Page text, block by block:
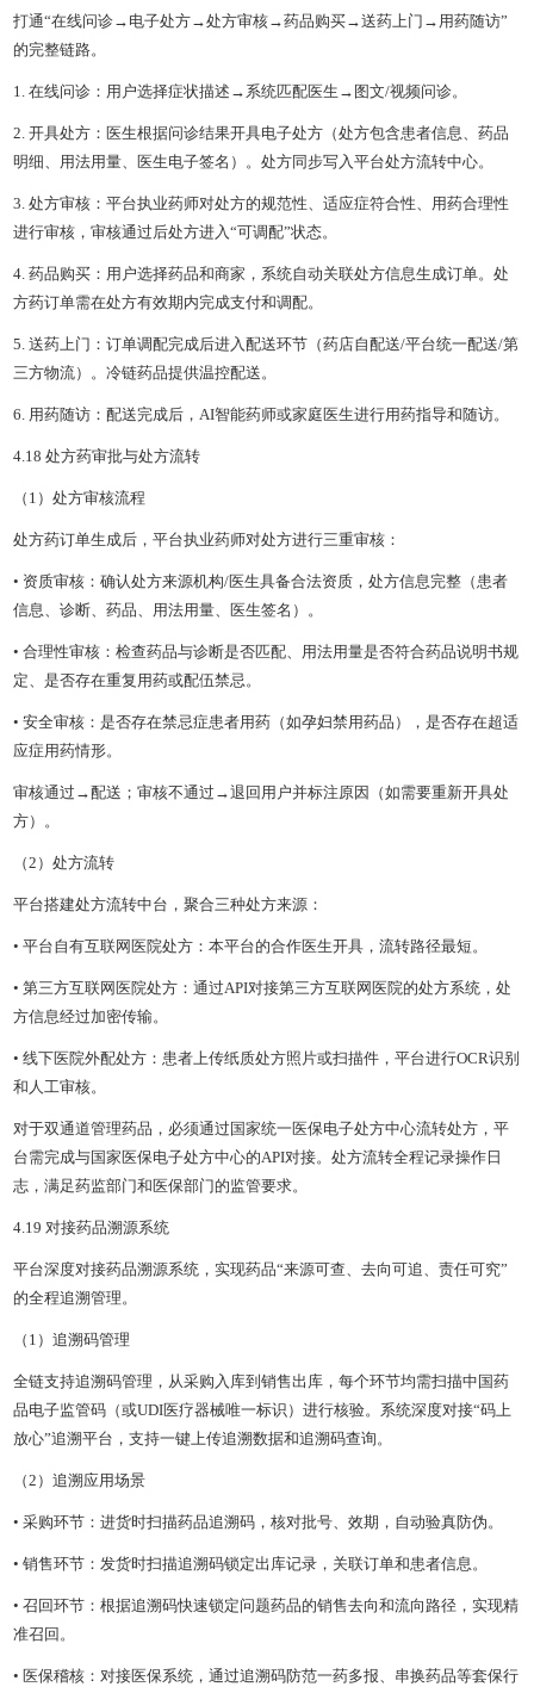
打通“在线问诊→电子处方→处方审核→药品购买→送药上门→用药随访”
的完整链路。
1. 在线问诊：用户选择症状描述→系统匹配医生→图文/视频问诊。
2. 开具处方：医生根据问诊结果开具电子处方（处方包含患者信息、药品
明细、用法用量、医生电子签名）。处方同步写入平台处方流转中心。
3. 处方审核：平台执业药师对处方的规范性、适应症符合性、用药合理性
进行审核，审核通过后处方进入“可调配”状态。
4. 药品购买：用户选择药品和商家，系统自动关联处方信息生成订单。处
方药订单需在处方有效期内完成支付和调配。
5. 送药上门：订单调配完成后进入配送环节（药店自配送/平台统一配送/第
三方物流）。冷链药品提供温控配送。
6. 用药随访：配送完成后，AI智能药师或家庭医生进行用药指导和随访。
4.18 处方药审批与处方流转
（1）处方审核流程
处方药订单生成后，平台执业药师对处方进行三重审核：
• 资质审核：确认处方来源机构/医生具备合法资质，处方信息完整（患者
信息、诊断、药品、用法用量、医生签名）。
• 合理性审核：检查药品与诊断是否匹配、用法用量是否符合药品说明书规
定、是否存在重复用药或配伍禁忌。
• 安全审核：是否存在禁忌症患者用药（如孕妇禁用药品），是否存在超适
应症用药情形。
审核通过→配送；审核不通过→退回用户并标注原因（如需要重新开具处
方）。
（2）处方流转
平台搭建处方流转中台，聚合三种处方来源：
• 平台自有互联网医院处方：本平台的合作医生开具，流转路径最短。
• 第三方互联网医院处方：通过API对接第三方互联网医院的处方系统，处
方信息经过加密传输。
• 线下医院外配处方：患者上传纸质处方照片或扫描件，平台进行OCR识别
和人工审核。
对于双通道管理药品，必须通过国家统一医保电子处方中心流转处方，平
台需完成与国家医保电子处方中心的API对接。处方流转全程记录操作日
志，满足药监部门和医保部门的监管要求。
4.19 对接药品溯源系统
平台深度对接药品溯源系统，实现药品“来源可查、去向可追、责任可究”
的全程追溯管理。
（1）追溯码管理
全链支持追溯码管理，从采购入库到销售出库，每个环节均需扫描中国药
品电子监管码（或UDI医疗器械唯一标识）进行核验。系统深度对接“码上
放心”追溯平台，支持一键上传追溯数据和追溯码查询。
（2）追溯应用场景
• 采购环节：进货时扫描药品追溯码，核对批号、效期，自动验真防伪。
• 销售环节：发货时扫描追溯码锁定出库记录，关联订单和患者信息。
• 召回环节：根据追溯码快速锁定问题药品的销售去向和流向路径，实现精
准召回。
• 医保稽核：对接医保系统，通过追溯码防范一药多报、串换药品等套保行